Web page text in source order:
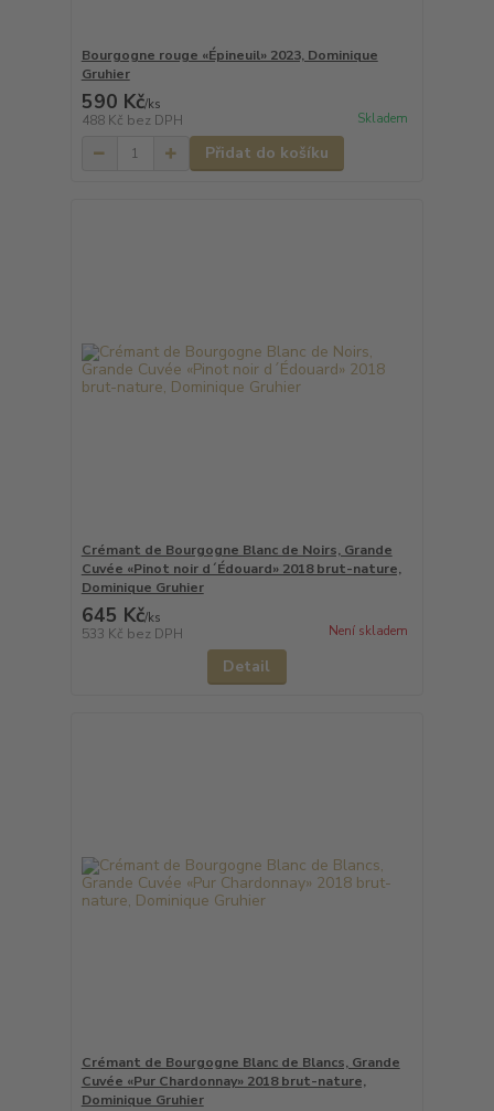
Bourgogne rouge «Épineuil» 2023, Dominique
Gruhier
590 Kč/ks
488 Kč bez DPH Skladem
Přidat do košíku
Crémant de Bourgogne Blanc de Noirs, Grande
Cuvée «Pinot noir d´Édouard» 2018 brut-nature,
Dominique Gruhier
645 Kč/ks
533 Kč bez DPH Není skladem
Detail
Crémant de Bourgogne Blanc de Blancs, Grande
Cuvée «Pur Chardonnay» 2018 brut-nature,
Dominique Gruhier